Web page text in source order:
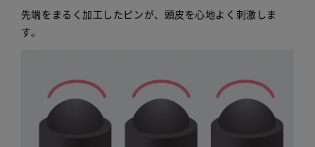
先端をまるく加工したピンが、頭皮を心地よく刺激しま
す。